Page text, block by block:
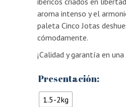
aroma intenso y el
paleta Cinco Jotas
cómodamente.
¡Calidad y garantía en
Presentación:
1.5-2kg